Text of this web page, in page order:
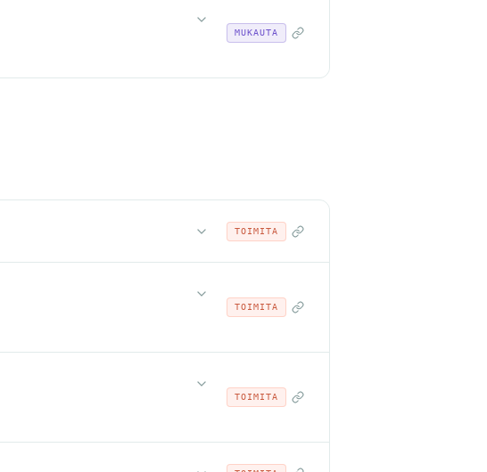
MUKAUTA
TOIMITA
TOIMITA
TOIMITA